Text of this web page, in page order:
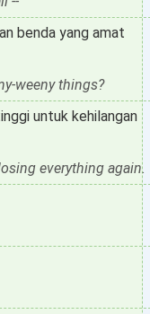
benda yang amat
weeny things?
untuk kehilangan
everything again.